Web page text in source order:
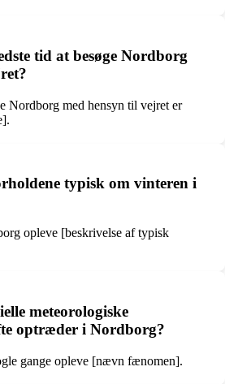
tid at besøge Nordborg
Nordborg med hensyn til vejret er
typisk om vinteren i
opleve [beskrivelse af typisk
meteorologiske
optræder i Nordborg?
gange opleve [nævn fænomen].